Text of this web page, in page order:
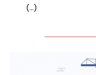
(…)